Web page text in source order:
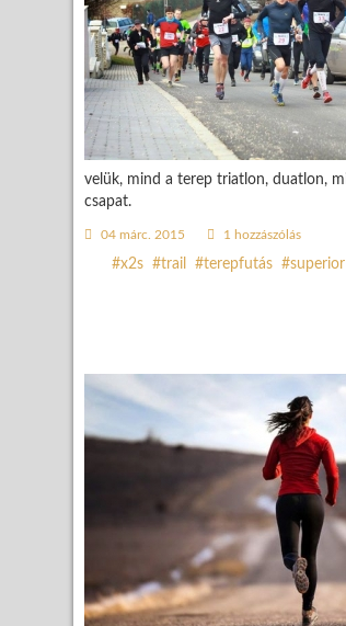
velük, mind a terep triatlon, duatlon,
csapat.
04 márc. 2015 1 hozzászólás
x2s trail terepfutás superior